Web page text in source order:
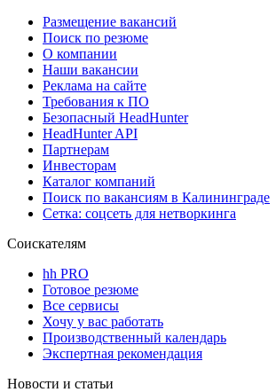
Размещение вакансий
Поиск по резюме
О компании
Наши вакансии
Реклама на сайте
Требования к ПО
Безопасный HeadHunter
HeadHunter API
Партнерам
Инвесторам
Каталог компаний
Поиск по вакансиям в Калининграде
Сетка: соцсеть для нетворкинга
Соискателям
hh PRO
Готовое резюме
Все сервисы
Хочу у вас работать
Производственный календарь
Экспертная рекомендация
Новости и статьи